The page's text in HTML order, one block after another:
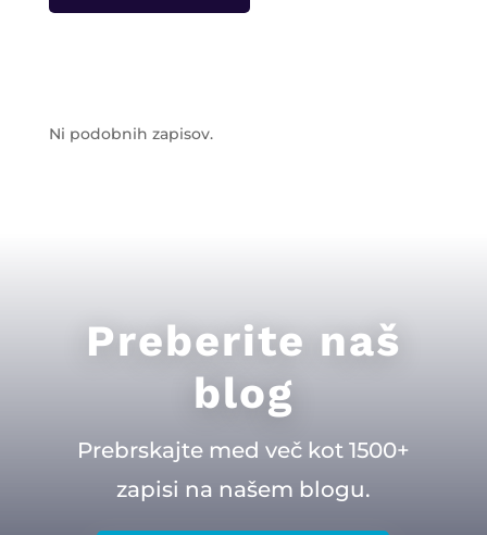
Ni podobnih zapisov.
Preberite naš
blog
Prebrskajte med več kot 1500+
zapisi na našem blogu.